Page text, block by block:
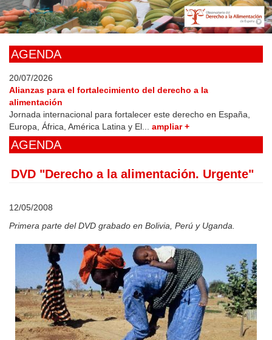
Skip
to
main
AGENDA
20/07/2026
Alianzas para el fortalecimiento del derecho a la
alimentación
Jornada internacional para fortalecer este derecho en España,
Europa, África, América Latina y El... ampliar +
AGENDA
DVD "Derecho a la alimentación. Urgente"
12/05/2008
Primera parte del DVD grabado en Bolivia, Perú y Uganda.